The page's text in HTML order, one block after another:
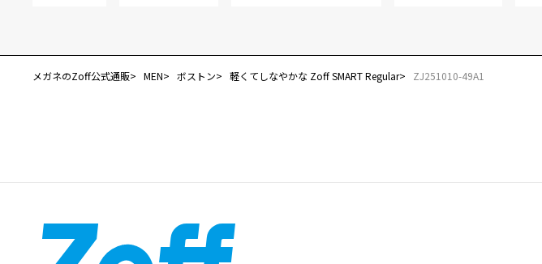
メガネのZoff公式通販 MEN ボストン 軽くてしなやかな Zoff SMART Regular ZJ251010-49A1